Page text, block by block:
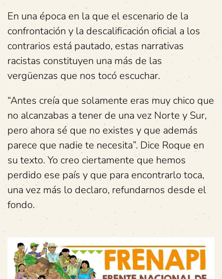
En una época en la que el escenario de la
confrontación y la descalificación oficial a los
contrarios está pautado, estas narrativas
racistas constituyen una más de las
vergüenzas que nos tocó escuchar.
“Antes creía que solamente eras muy chico que
no alcanzabas a tener de una vez Norte y Sur,
pero ahora sé que no existes y que además
parece que nadie te necesita”. Dice Roque en
su texto. Yo creo ciertamente que hemos
perdido ese país y que para encontrarlo toca,
una vez más lo declaro, refundarnos desde el
fondo.